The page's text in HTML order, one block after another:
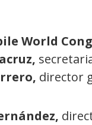
World
director